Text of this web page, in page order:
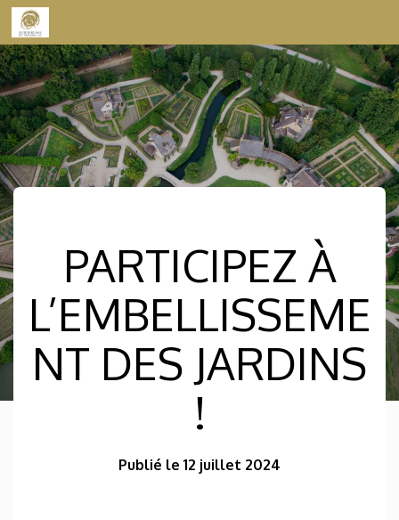
Skip to content
PARTICIPEZ À
L’EMBELLISSEME
NT DES JARDINS
!
Publié le 12 juillet 2024